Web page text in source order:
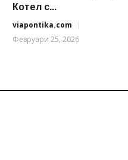
Котел с...
viapontika.com
Февруари 25, 2026